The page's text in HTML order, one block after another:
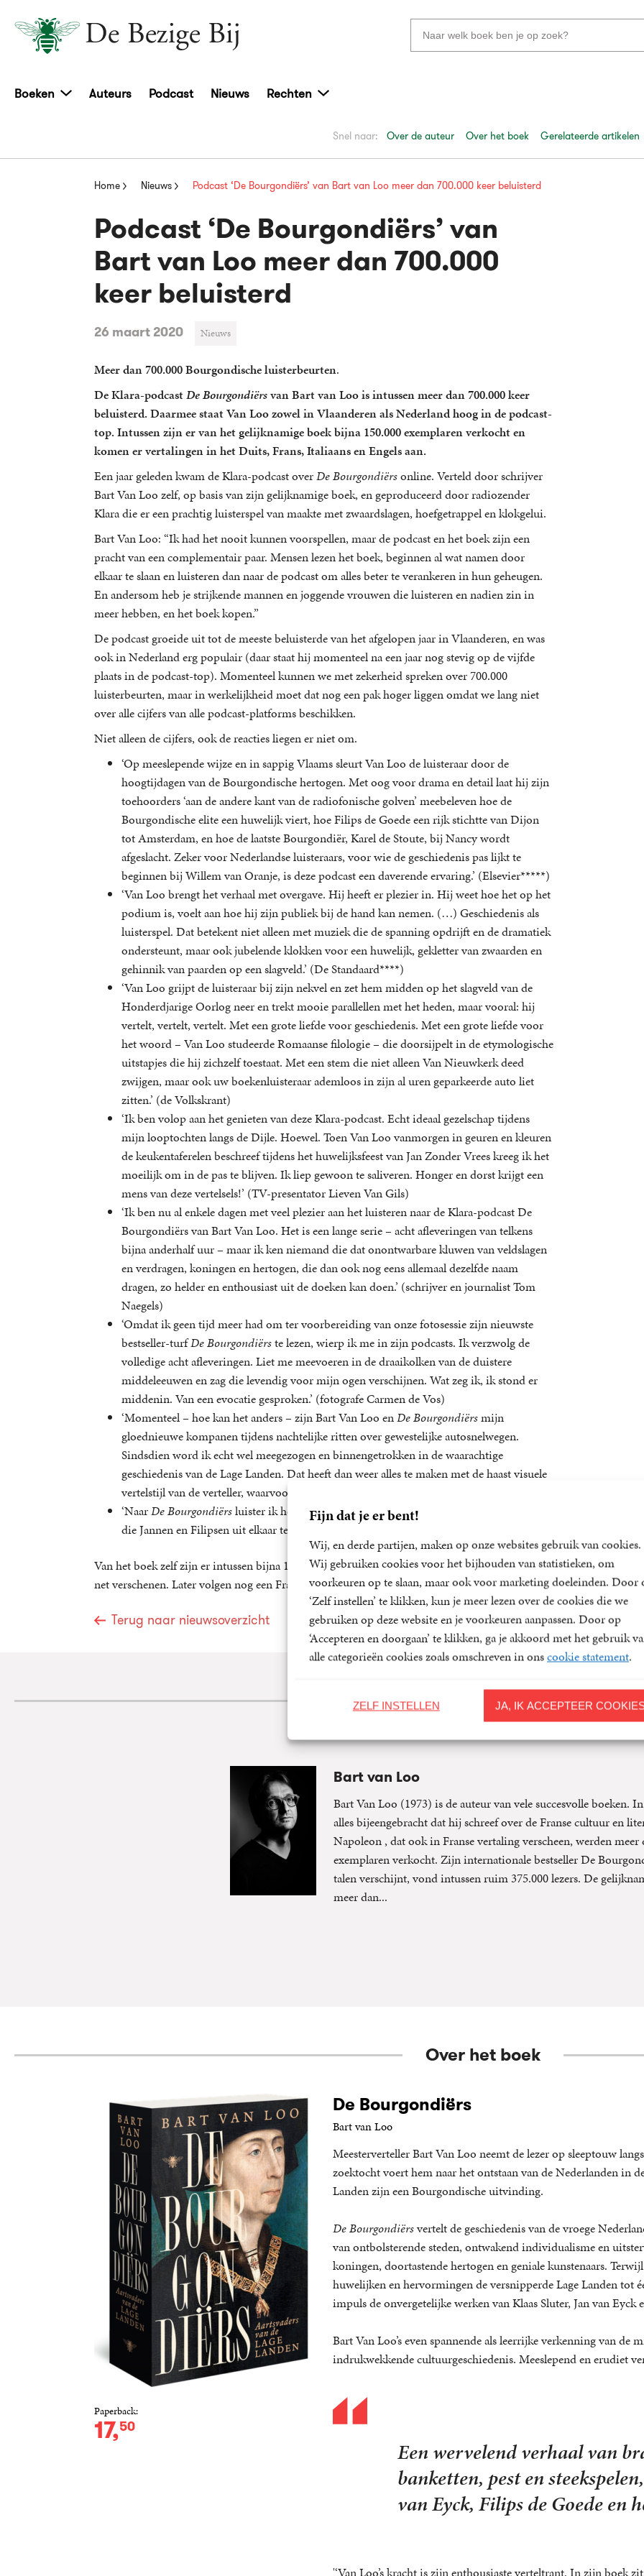
Fijn dat je er bent!
Wij, en derde partijen, maken op onze websites gebruik van cookies.
Wij gebruiken cookies voor het bijhouden van statistieken, om
voorkeuren op te slaan, maar ook voor marketing doeleinden. Door
‘Zelf instellen’ te klikken, kun je meer lezen over de cookies die we
gebruiken op deze website en je voorkeuren aanpassen. Door op
‘Accepteren en doorgaan’ te klikken, ga je akkoord met het gebruik
alle categorieën cookies zoals omschreven in onscookie statement.
JA, IK ACCEPTEER
ZELF INSTELLEN
Zoeken
naar
Boeken Auteurs Podcast Nieuws Rechten
Snel naar: Over de auteur Over het boek Gerelateerde artikelen
Home Nieuws Podcast ‘De Bourgondiërs’ van Bart van Loo meer dan 700.000 keer beluisterd
Podcast ‘De Bourgondiërs’ van
Bart van Loo meer dan 700.000
keer beluisterd
26 maart 2020 Nieuws
Meer dan 700.000 Bourgondische luisterbeurten.
De Klara-podcastDe Bourgondiërsvan Bart van Loo is intussen meer dan 700.000 keer
beluisterd. Daarmee staat Van Loo zowel in Vlaanderen als Nederland hoog in de podcast-
top. Intussen zijn er van het gelijknamige boek bijna 150.000 exemplaren verkocht en
komen er vertalingen in het Duits, Frans, Italiaans en Engels aan.
Een jaar geleden kwam de Klara-podcast overDe Bourgondiërsonline. Verteld door schrijver
Bart Van Loo zelf, op basis van zijn gelijknamige boek, en geproduceerd door radiozender
Klara die er een prachtig luisterspel van maakte met zwaardslagen, hoefgetrappel en klokgelui.
Bart Van Loo: “Ik had het nooit kunnen voorspellen, maar de podcast en het boek zijn een
pracht van een complementair paar. Mensen lezen het boek, beginnen al wat namen door
elkaar te slaan en luisteren dan naar de podcast om alles beter te verankeren in hun geheugen.
En andersom heb je strijkende mannen en joggende vrouwen die luisteren en nadien zin in
meer hebben, en het boek kopen.”
De podcast groeide uit tot de meeste beluisterde van het afgelopen jaar in Vlaanderen, en was
ook in Nederland erg populair (daar staat hij momenteel na een jaar nog stevig op de vijfde
plaats in de podcast-top). Momenteel kunnen we met zekerheid spreken over 700.000
luisterbeurten, maar in werkelijkheid moet dat nog een pak hoger liggen omdat we lang niet
over alle cijfers van alle podcast-platforms beschikken.
Niet alleen de cijfers, ook de reacties liegen er niet om.
‘Op meeslepende wijze en in sappig Vlaams sleurt Van Loo de luisteraar door de
hoogtijdagen van de Bourgondische hertogen. Met oog voor drama en detail laat hij zijn
toehoorders ‘aan de andere kant van de radiofonische golven’ meebeleven hoe de
Bourgondische elite een huwelijk viert, hoe Filips de Goede een rijk stichtte van Dijon
tot Amsterdam, en hoe de laatste Bourgondiër, Karel de Stoute, bij Nancy wordt
afgeslacht. Zeker voor Nederlandse luisteraars, voor wie de geschiedenis pas lijkt te
beginnen bij Willem van Oranje, is deze podcast een daverende ervaring.’ (Elsevier*****)
‘Van Loo brengt het verhaal met overgave. Hij heeft er plezier in. Hij weet hoe het op het
podium is, voelt aan hoe hij zijn publiek bij de hand kan nemen. (…) Geschiedenis als
luisterspel. Dat betekent niet alleen met muziek die de spanning opdrijft en de dramatiek
ondersteunt, maar ook jubelende klokken voor een huwelijk, gekletter van zwaarden en
gehinnik van paarden op een slagveld.’ (De Standaard****)
‘Van Loo grijpt de luisteraar bij zijn nekvel en zet hem midden op het slagveld van de
Honderdjarige Oorlog neer en trekt mooie parallellen met het heden, maar vooral: hij
vertelt, vertelt, vertelt. Met een grote liefde voor geschiedenis. Met een grote liefde voor
het woord – Van Loo studeerde Romaanse filologie – die doorsijpelt in de etymologische
uitstapjes die hij zichzelf toestaat. Met een stem die niet alleen Van Nieuwkerk deed
zwijgen, maar ook uw boekenluisteraar ademloos in zijn al uren geparkeerde auto liet
zitten.’ (de Volkskrant)
‘Ik ben volop aan het genieten van deze Klara-podcast. Echt ideaal gezelschap tijdens
mijn looptochten langs de Dijle. Hoewel. Toen Van Loo vanmorgen in geuren en kleuren
de keukentaferelen beschreef tijdens het huwelijksfeest van Jan Zonder Vrees kreeg ik het
moeilijk om in de pas te blijven. Ik liep gewoon te saliveren. Honger en dorst krijgt een
mens van deze vertelsels!’ (TV-presentator Lieven Van Gils)
‘Ik ben nu al enkele dagen met veel plezier aan het luisteren naar de Klara-podcast De
Bourgondiërs van Bart Van Loo. Het is een lange serie – acht afleveringen van telkens
bijna anderhalf uur – maar ik ken niemand die dat onontwarbare kluwen van veldslagen
en verdragen, koningen en hertogen, die dan ook nog eens allemaal dezelfde naam
dragen, zo helder en enthousiast uit de doeken kan doen.’ (schrijver en journalist Tom
Naegels)
‘Omdat ik geen tijd meer had om ter voorbereiding van onze fotosessie zijn nieuwste
bestseller-turfDe Bourgondiërste lezen, wierp ik me in zijn podcasts. Ik verzwolg de
volledige acht afleveringen. Liet me meevoeren in de draaikolken van de duistere
middeleeuwen en zag die levendig voor mijn ogen verschijnen. Wat zeg ik, ik stond er
middenin. Van een evocatie gesproken.’ (fotografe Carmen de Vos)
‘Momenteel – hoe kan het anders – zijn Bart Van Loo enDe Bourgondiërsmijn
gloednieuwe kompanen tijdens nachtelijke ritten over gewestelijke autosnelwegen.
Sindsdien word ik echt wel meegezogen en binnengetrokken in de waarachtige
geschiedenis van de Lage Landen. Dat heeft dan weer alles te maken met de haast visuele
vertelstijl van de verteller, waarvoor ik hem eeuwig dankbaar blijf.’ (zanger Jan de Smet)
‘NaarDe Bourgondiërsluister ik heel graag, maar niet op training, het lukt niet om dan al
die Jannen en Filipsen uit elkaar te houden.’ (wielrenner Yves Lampaert)
Van het boek zelf zijn er intussen bijna 150.000 exemplaren verkocht. De Duitse vertaling is
net verschenen. Later volgen nog een Franse, Engels en Italiaanse versie.
Terug naar nieuwsoverzicht
Over de auteur
Bart van Loo
Bart Van Loo (1973) is de auteur van vele succesvolle boeken.
alles bijeengebracht dat hij schreef over de Franse cultuur en
Napoleon , dat ook in Franse vertaling verscheen, werden meer
exemplaren verkocht. Zijn internationale bestseller De
talen verschijnt, vond intussen ruim 375.000 lezers. De
meer dan...
Over het boek
Paperback:
17,50
De Bourgondiërs
Bart van Loo
Meesterverteller Bart Van Loo neemt de lezer op sleeptouw
zoektocht voert hem naar het ontstaan van de Nederlanden in
Landen zijn een Bourgondische uitvinding.
De Bourgondiërsvertelt de geschiedenis van de vroege
van ontbolsterende steden, ontwakend individualisme en
koningen, doortastende hertogen en geniale kunstenaars.
huwelijken en hervormingen de versnipperde Lage Landen tot
impuls de onvergetelijke werken van Klaas Sluter, Jan van Eyck
Bart Van Loo’s even spannende als leerrijke verkenning van de
indrukwekkende cultuurgeschiedenis. Meeslepend en erudiet
Een wervelend verhaal van
banketten, pest en
van Eyck, Filips de Goede en
'‘Van Loo’s kracht is zijn enthousiaste verteltrant. In zijn boek